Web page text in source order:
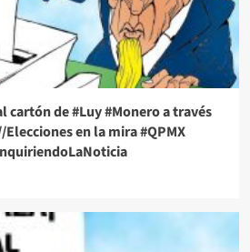
cartón de #Luy #Monero a través
en la mira #QPMX